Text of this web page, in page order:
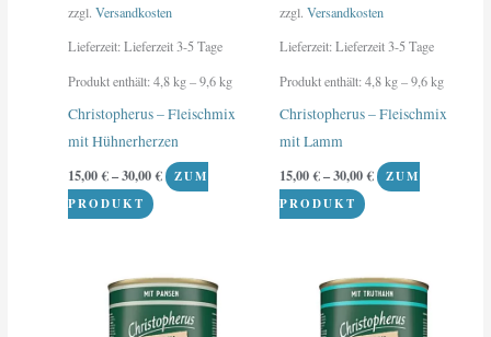
zzgl.Versandkosten
Lieferzeit:Lieferzeit 3-5 Tage
Produkt enthält: 4,8kg– 9,6kg
Christopherus – Fleischmix
mit Hühnerherzen
15,00€–30,00€
ZUM
PRODUKT
der
Produktseite
werden
zzgl. Versandkosten
Lieferzeit:Lieferzeit 3-5 Tage
Produkt enthält: 4,8kg– 9,6kg
Christopherus – Fleischmix
mit Lamm
15,00€–30,00€
ZUM
PRODUKT
der
Produktseite
werden
Produkt
weist
Produkt
weist